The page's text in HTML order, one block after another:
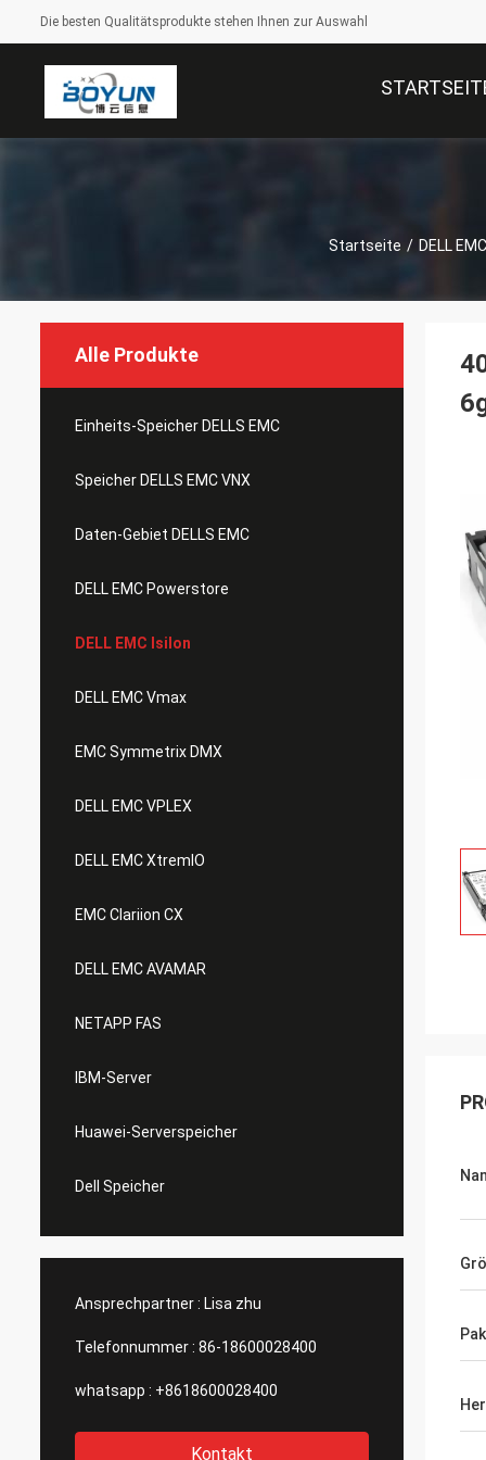
Die besten Qualitätsprodukte stehen Ihnen zur Auswahl
Startseite / DELL
Alle Produkte
Einheits-Speicher DELLS EMC
Speicher DELLS EMC VNX
Daten-Gebiet DELLS EMC
DELL EMC Powerstore
DELL EMC Isilon
DELL EMC Vmax
EMC Symmetrix DMX
DELL EMC VPLEX
DELL EMC XtremIO
EMC Clariion CX
DELL EMC AVAMAR
NETAPP FAS
IBM-Server
Huawei-Serverspeicher
Dell Speicher
Ansprechpartner : Lisa zhu
Telefonnummer : 86-18600028400
whatsapp : +8618600028400
Kontakt